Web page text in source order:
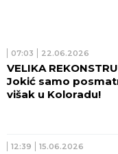
07:03 22.06.2026
VELIKA
Jokić samo
višak u Koloradu!
12:39 15.06.2026